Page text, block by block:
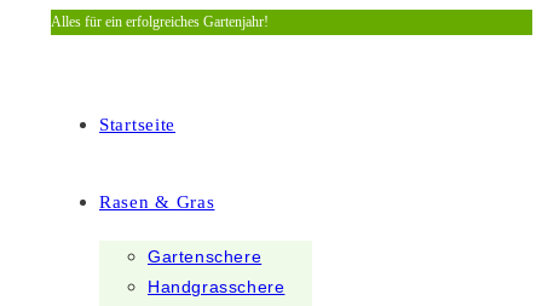
Zum
Alles für ein erfolgreiches Gartenjahr!
Startseite
Rasen & Gras
Gartenschere
Handgrasschere